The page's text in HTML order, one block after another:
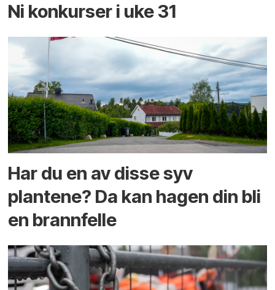
Ni konkurser i uke 31
Har du en av disse syv
plantene? Da kan hagen din bli
en brannfelle